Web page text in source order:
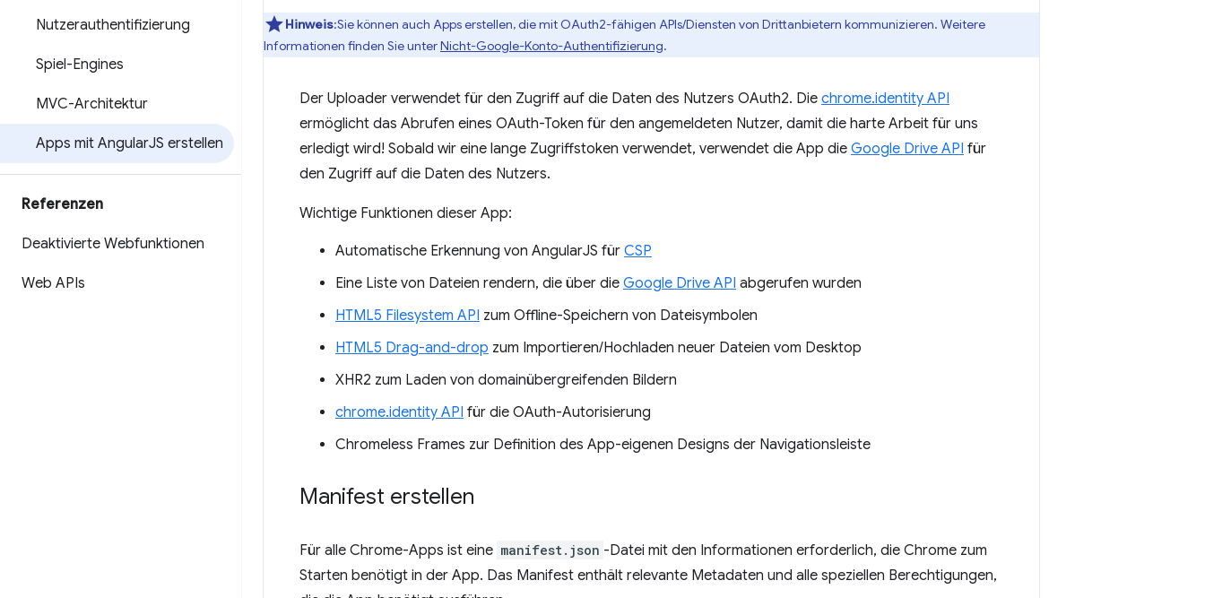
Nutzerauthentifizierung
Spiel-Engines
MVC-Architektur
Apps mit AngularJS erstellen
Referenzen
Deaktivierte Webfunktionen
Web APIs
Hinweis:Sie können auch Apps erstellen, die mit OAuth2-fähigen APIs/Diensten von Drittanbietern kommunizieren. Weitere
Informationen finden Sie unterNicht-Google-Konto-Authentifizierung.
Der Uploader verwendet für den Zugriff auf die Daten des Nutzers OAuth2. Die chrome.identity API
ermöglicht das Abrufen eines OAuth-Token für den angemeldeten Nutzer, damit die harte Arbeit für uns
erledigt wird! Sobald wir eine lange Zugriffstoken verwendet, verwendet die App die Google Drive API für
den Zugriff auf die Daten des Nutzers.
Wichtige Funktionen dieser App:
Automatische Erkennung von AngularJS für CSP
Eine Liste von Dateien rendern, die über die Google Drive API abgerufen wurden
HTML5 Filesystem API zum Offline-Speichern von Dateisymbolen
HTML5 Drag-and-drop zum Importieren/Hochladen neuer Dateien vom Desktop
XHR2 zum Laden von domainübergreifenden Bildern
chrome.identity API für die OAuth-Autorisierung
Chromeless Frames zur Definition des App-eigenen Designs der Navigationsleiste
Manifest erstellen
Für alle Chrome-Apps ist eine manifest.json -Datei mit den Informationen erforderlich, die Chrome zum
Starten benötigt in der App. Das Manifest enthält relevante Metadaten und alle speziellen Berechtigungen,